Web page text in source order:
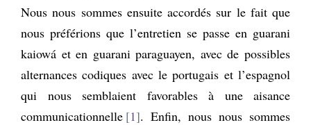
Nous nous sommes ensuite accordés sur le fait que
nous préférions que l’entretien se passe en guarani
kaiowá et en guarani paraguayen, avec de possibles
alternances codiques avec le portugais et l’espagnol
qui nous semblaient favorables à une aisance
communicationnelle 1 . Enfin, nous nous sommes